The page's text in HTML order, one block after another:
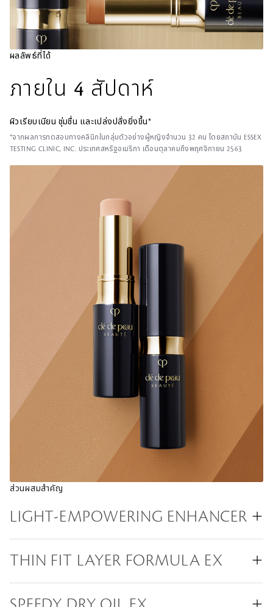
ผลลัพธ์ที่ได้
ภายใน 4 สัปดาห์
ผิวเรียบเนียน ชุ่มชื่น และเปล่งปลั่งยิ่งขึ้น*
*จากผลการทดสอบทางคลินิกในกลุ่มตัวอย่างผู้หญิงจำนวน 32 คน โดยสถาบัน ESSEX
TESTING CLINIC, INC. ประเทศสหรัฐอเมริกา เดือนตุลาคมถึงพฤศจิกายน 2563
ส่วนผสมสำคัญ
LIGHT-EMPOWERING ENHANCER
THIN FIT LAYER FORMULA EX